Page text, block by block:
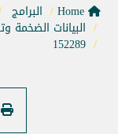
البرامج
البيانات الضخمة
152289